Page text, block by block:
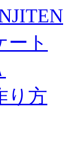
ート
り方